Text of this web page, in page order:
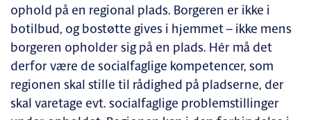
ophold på en regional plads. Borgeren er ikke i
botilbud, og bostøtte gives i hjemmet – ikke mens
borgeren opholder sig på en plads. Hér må det
derfor være de socialfaglige kompetencer, som
regionen skal stille til rådighed på pladserne, der
skal varetage evt. socialfaglige problemstillinger